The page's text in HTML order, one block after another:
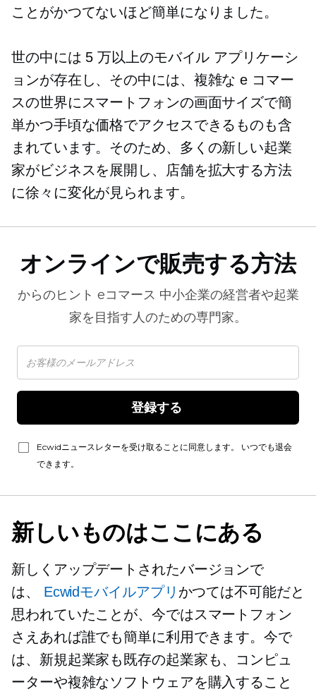
ことがかつてないほど簡単になりました。
世の中には 5 万以上のモバイル アプリケーシ
ョンが存在し、その中には、複雑な e コマー
スの世界にスマートフォンの画面サイズで簡
単かつ手頃な価格でアクセスできるものも含
まれています。そのため、多くの新しい起業
家がビジネスを展開し、店舗を拡大する方法
に徐々に変化が見られます。
オンラインで販売する方法
からのヒント eコマース 中小企業の経営者や起業
家を目指す人のための専門家。
Ecwidニュースレターを受け取ることに同意します。 いつでも退会
できます。
新しいものはここにある
新しくアップデートされたバージョンで
は、 Ecwidモバイルアプリ かつては不可能だと
思われていたことが、今ではスマートフォン
さえあれば誰でも簡単に利用できます。今で
は、新規起業家も既存の起業家も、コンピュ
ーターや複雑なソフトウェアを購入すること